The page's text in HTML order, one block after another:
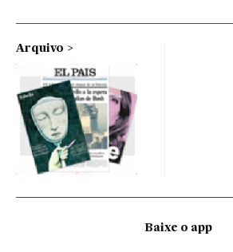
Arquivo
Baixe o app